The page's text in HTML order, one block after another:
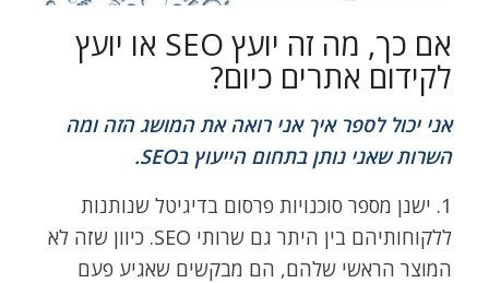
אם כך, מה זה יועץ SEO או יועץ
לקידום אתרים כיום?
אני יכול לספר איך אני רואה את המושג הזה ומה
השרות שאני נותן בתחום הייעוץ בSEO.
1. ישנן מספר סוכנויות פרסום בדיגיטל שנותנות
ללקוחותיהם בין היתר גם שרותי SEO. כיוון שזה לא
המוצר הראשי שלהם, הם מבקשים שאגיע פעם